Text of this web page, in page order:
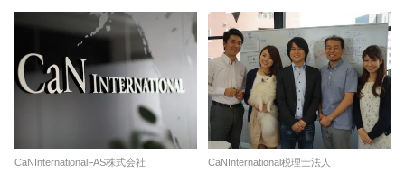
CaNInternationalFAS株式会社 CaNInternational税理士法人